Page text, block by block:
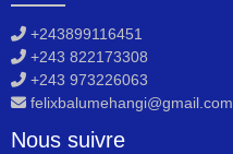
+243899116451
+243 822173308
+243 973226063
felixbalumehangi@gmail.com
Nous suivre